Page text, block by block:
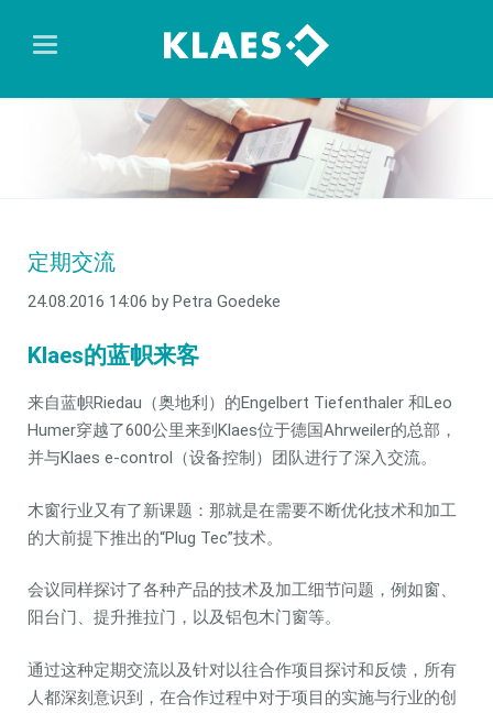
定期交流
24.08.2016 14:06 by Petra Goedeke
Klaes的蓝帜来客
来自蓝帜Riedau（奥地利）的Engelbert Tiefenthaler 和Leo
Humer穿越了600公里来到Klaes位于德国Ahrweiler的总部，
并与Klaes e-control（设备控制）团队进行了深入交流。
木窗行业又有了新课题：那就是在需要不断优化技术和加工
的大前提下推出的“Plug Tec”技术。
会议同样探讨了各种产品的技术及加工细节问题，例如窗、
阳台门、提升推拉门，以及铝包木门窗等。
通过这种定期交流以及针对以往合作项目探讨和反馈，所有
人都深刻意识到，在合作过程中对于项目的实施与行业的创